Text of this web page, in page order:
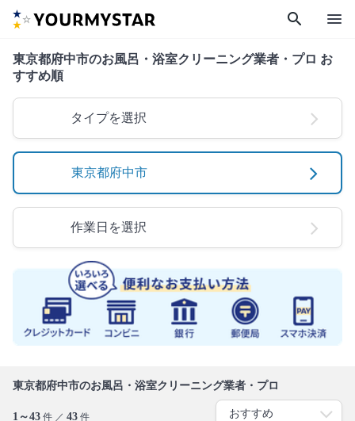
search menu
東京都府中市のお風呂・浴室クリーニング業者・プロ お
すすめ順
タイプを選択
東京都府中市
作業日を選択
東京都府中市のお風呂・浴室クリーニング業者・プロ
1～43 件 ／ 43 件